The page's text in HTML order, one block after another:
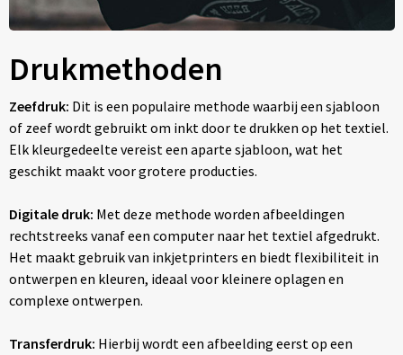
Drukmethoden
Zeefdruk: Dit is een populaire methode waarbij een sjabloon
of zeef wordt gebruikt om inkt door te drukken op het textiel.
Elk kleurgedeelte vereist een aparte sjabloon, wat het
geschikt maakt voor grotere producties.
Digitale druk: Met deze methode worden afbeeldingen
rechtstreeks vanaf een computer naar het textiel afgedrukt.
Het maakt gebruik van inkjetprinters en biedt flexibiliteit in
ontwerpen en kleuren, ideaal voor kleinere oplagen en
complexe ontwerpen.
Transferdruk: Hierbij wordt een afbeelding eerst op een